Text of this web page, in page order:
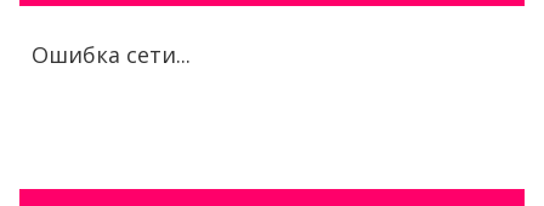
Ошибка сети...